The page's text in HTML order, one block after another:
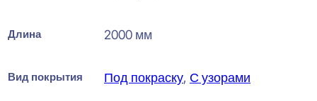
Длина 2000 мм
Вид покрытия Под покраску, С узорами